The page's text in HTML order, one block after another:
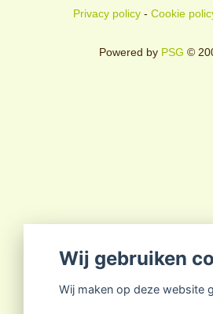
Privacy policy- Cookie
Powered by PSG ©
Wij gebruiken
Wij maken op deze website